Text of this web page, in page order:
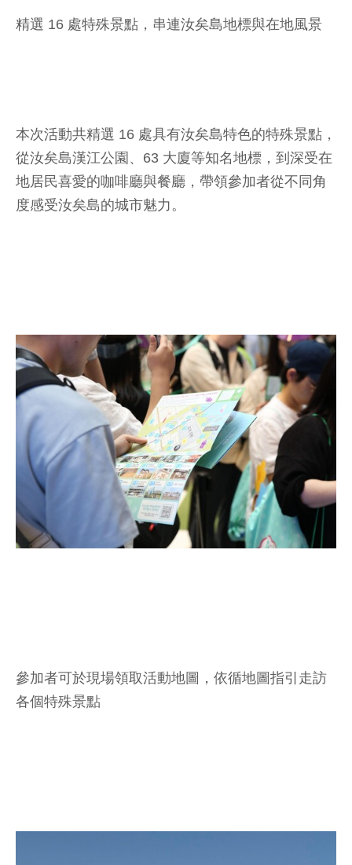
精選 16 處特殊景點，串連汝矣島地標與在地風景
本次活動共精選 16 處具有汝矣島特色的特殊景點，
從汝矣島漢江公園、63 大廈等知名地標，到深受在
地居民喜愛的咖啡廳與餐廳，帶領參加者從不同角
度感受汝矣島的城市魅力。
參加者可於現場領取活動地圖，依循地圖指引走訪
各個特殊景點